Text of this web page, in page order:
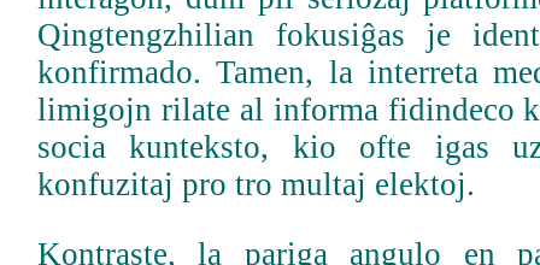
Qingtengzhilian fokusiĝas je
konfirmado. Tamen, la interreta
limigojn rilate al informa fidindeco
socia kunteksto, kio ofte igas
konfuzitaj pro tro multaj elektoj.
Kontraste, la pariga angulo en